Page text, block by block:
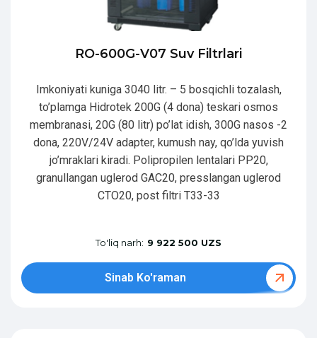
RO-600G-V07 Suv Filtrlari
Imkoniyati kuniga 3040 litr. – 5 bosqichli tozalash,
to’plamga Hidrotek 200G (4 dona) teskari osmos
membranasi, 20G (80 litr) po’lat idish, 300G nasos -2
dona, 220V/24V adapter, kumush nay, qo’lda yuvish
jo’mraklari kiradi. Polipropilen lentalari PP20,
granullangan uglerod GAC20, presslangan uglerod
CTO20, post filtri T33-33
To'liq narh: 9 922 500 UZS
Sinab Ko'raman